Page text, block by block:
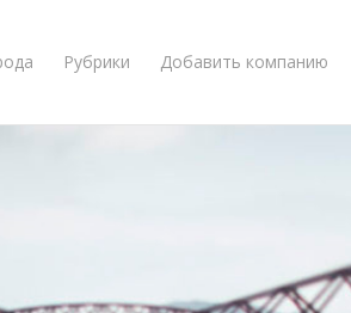
Рубрики Добавить компанию